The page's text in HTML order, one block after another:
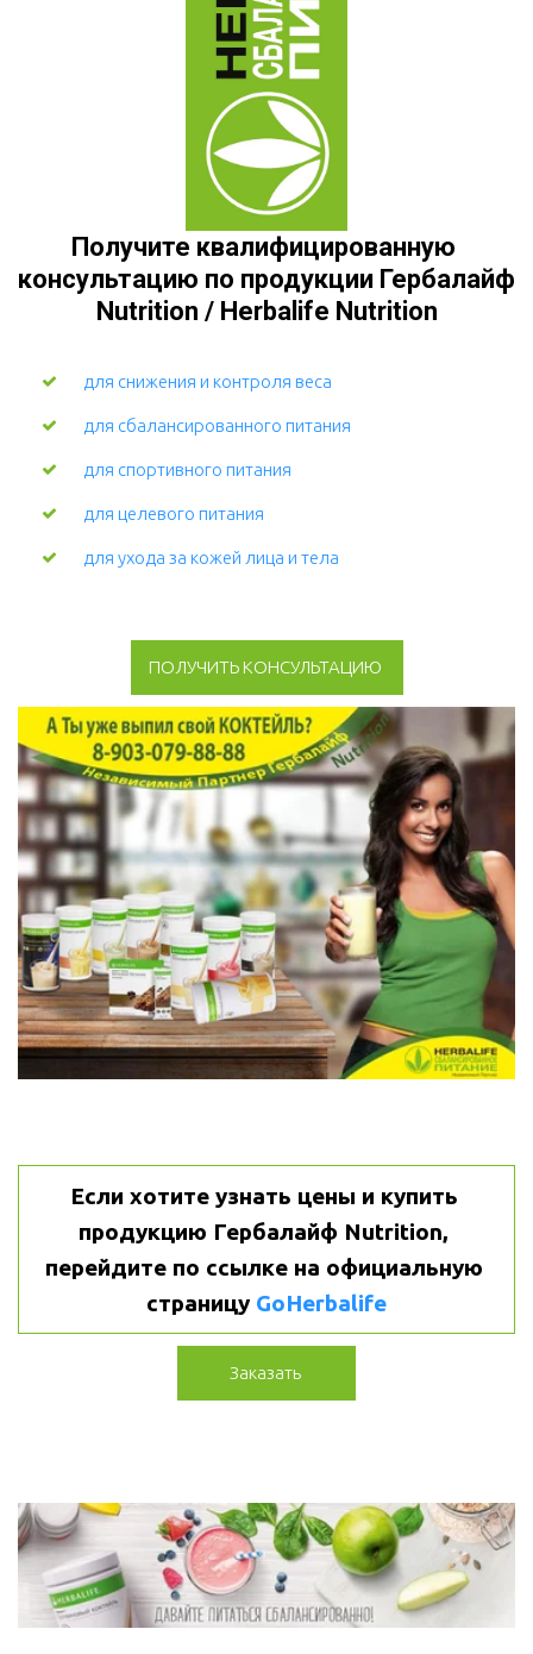
Получите квалифицированную
консультацию по продукции Гербалайф
Nutrition / Herbalife Nutrition
для снижения и контроля веса
для сбалансированного питания
для спортивного питания
для целевого питания
для ухода за кожей лица и тела
ПОЛУЧИТЬ КОНСУЛЬТАЦИЮ
Если хотите узнать цены и купить
продукцию Гербалайф Nutrition,
перейдите по ссылке на официальную
страницу GoHerbalife
Заказать